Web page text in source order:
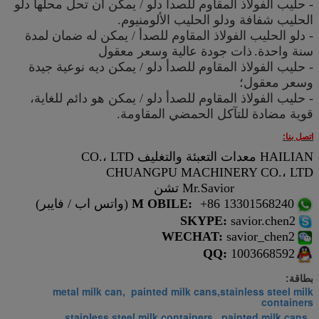
- حليب الفولاذ المقاوم للصدأ دلو / يمكن أن تحل محلها دلو
الحليب شفافة ودلو الحليب الألومنيوم.
- دلو الحليب الفولاذ المقاوم للصدأ / يمكن له ضمان لمدة
سنة واحدة. ذات جودة عالية وسعر معقول
- حليب الفولاذ المقاوم للصدأ دلو / يمكن ديه نوعية جيدة
وسعر معقول؛
- حليب الفولاذ المقاوم للصدأ دلو / يمكن هو دائم للغاية،
قوية مضادة للتآكل الحمضي المقاومة.
اتصل بنا:
HAILIAN معدات التعبئة والتغليف CO.، LTD
CHUANGPU MACHINERY CO.، LTD
Mr.Savior تشن
M OBILE:
+86 13301568240 (واتس اب / فايبر)
SKYPE: savior.chen2
WECHAT: savior_chen2
QQ: 1003668592
بطاقة:
metal milk can, painted milk cans,stainless steel milk
containers